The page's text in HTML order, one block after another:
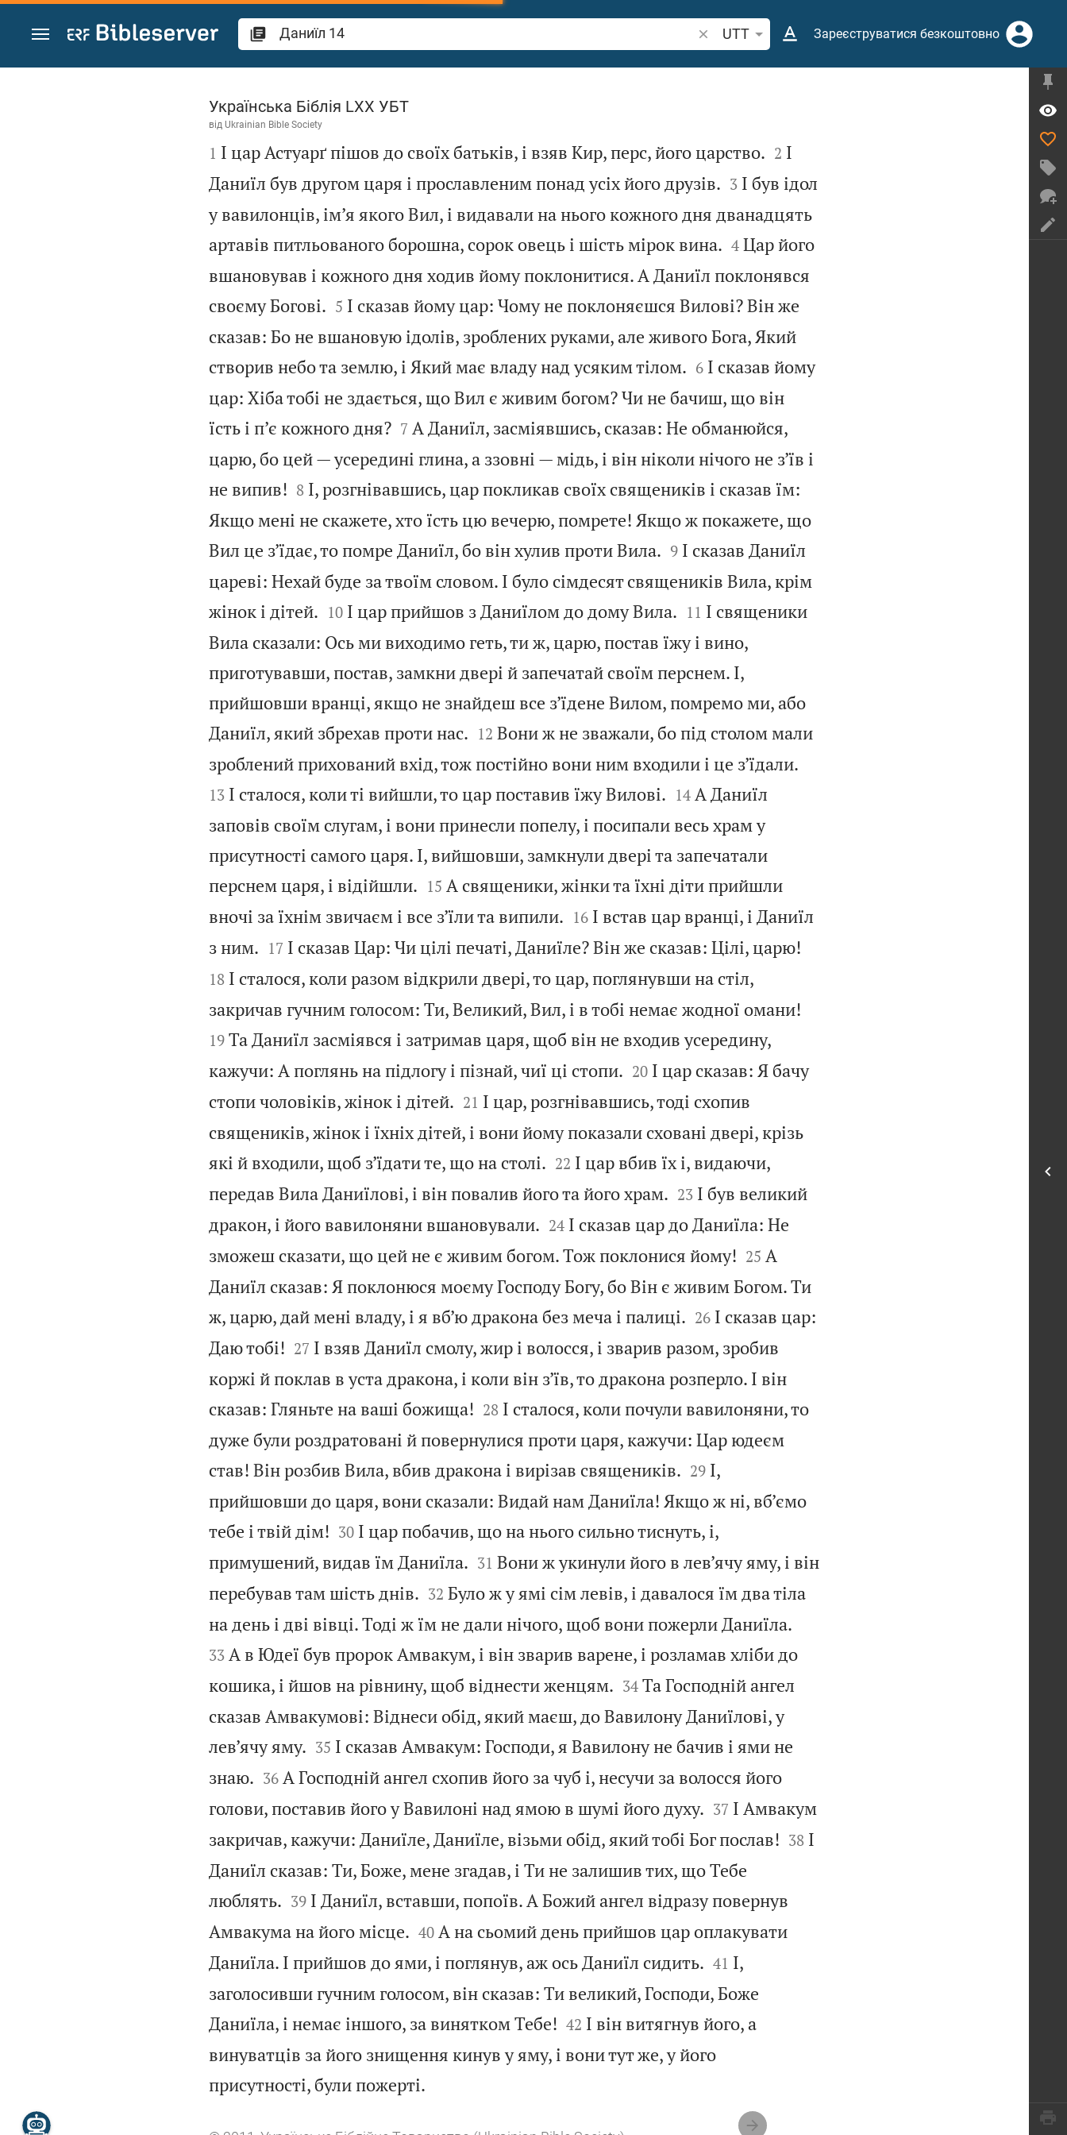
Перейти до вмісту
Шукати біблійний вірш або слово
UTT Зареєструватися безкоштовно
Даниїл 14
Українська Біблія LXX УБТ
від Ukrainian Bible Society

1 І цар Астуарґ пішов до своїх батьків, і взяв Кир, перс, його царство.
2 І
Даниїл був другом царя і прославленим понад усіх його друзів.
3 І був ідол
у вавилонців, ім’я якого Вил, і видавали на нього кожного дня дванадцять
артавів питльованого борошна, сорок овець і шість мірок вина.
4 Цар його
вшановував і кожного дня ходив йому поклонитися. А Даниїл поклонявся
своєму Богові.
5 І сказав йому цар: Чому не поклоняєшся Вилові? Він же
сказав: Бо не вшановую ідолів, зроблених руками, але живого Бога, Який
створив небо та землю, і Який має владу над усяким тілом.
6 І сказав йому
цар: Хіба тобі не здається, що Вил є живим богом? Чи не бачиш, що він
їсть і п’є кожного дня?
7 А Даниїл, засміявшись, сказав: Не обманюйся,
царю, бо цей — усередині глина, а ззовні — мідь, і він ніколи нічого не з’їв і
не випив!
8 І, розгнівавшись, цар покликав своїх священиків і сказав їм:
Якщо мені не скажете, хто їсть цю вечерю, помрете! Якщо ж покажете, що
Вил це з’їдає, то помре Даниїл, бо він хулив проти Вила.
9 І сказав Даниїл
цареві: Нехай буде за твоїм словом. І було сімдесят священиків Вила, крім
жінок і дітей.
10 І цар прийшов з Даниїлом до дому Вила.
11 І священики
Вила сказали: Ось ми виходимо геть, ти ж, царю, постав їжу і вино,
приготувавши, постав, замкни двері й запечатай своїм перснем. І,
прийшовши вранці, якщо не знайдеш все з’їдене Вилом, помремо ми, або
Даниїл, який збрехав проти нас.
12 Вони ж не зважали, бо під столом мали
зроблений прихований вхід, тож постійно вони ним входили і це з’їдали.
13 І сталося, коли ті вийшли, то цар поставив їжу Вилові.
14 А Даниїл
заповів своїм слугам, і вони принесли попелу, і посипали весь храм у
присутності самого царя. І, вийшовши, замкнули двері та запечатали
перснем царя, і відійшли.
15 А священики, жінки та їхні діти прийшли
вночі за їхнім звичаєм і все з’їли та випили.
16 І встав цар вранці, і Даниїл
з ним.
17 І сказав Цар: Чи цілі печаті, Даниїле? Він же сказав: Цілі, царю!
18 І сталося, коли разом відкрили двері, то цар, поглянувши на стіл,
закричав гучним голосом: Ти, Великий, Вил, і в тобі немає жодної омани!
19 Та Даниїл засміявся і затримав царя, щоб він не входив усередину,
кажучи: А поглянь на підлогу і пізнай, чиї ці стопи.
20 І цар сказав: Я бачу
стопи чоловіків, жінок і дітей.
21 І цар, розгнівавшись, тоді схопив
священиків, жінок і їхніх дітей, і вони йому показали сховані двері, крізь
які й входили, щоб з’їдати те, що на столі.
22 І цар вбив їх і, видаючи,
передав Вила Даниїлові, і він повалив його та його храм.
23 І був великий
дракон, і його вавилоняни вшановували.
24 І сказав цар до Даниїла: Не
зможеш сказати, що цей не є живим богом. Тож поклонися йому!
25 А
Даниїл сказав: Я поклонюся моєму Господу Богу, бо Він є живим Богом. Ти
ж, царю, дай мені владу, і я вб’ю дракона без меча і палиці.
26 І сказав цар:
Даю тобі!
27 І взяв Даниїл смолу, жир і волосся, і зварив разом, зробив
коржі й поклав в уста дракона, і коли він з’їв, то дракона розперло. І він
сказав: Гляньте на ваші божища!
28 І сталося, коли почули вавилоняни, то
дуже були роздратовані й повернулися проти царя, кажучи: Цар юдеєм
став! Він розбив Вила, вбив дракона і вирізав священиків.
29 І,
прийшовши до царя, вони сказали: Видай нам Даниїла! Якщо ж ні, вб’ємо
тебе і твій дім!
30 І цар побачив, що на нього сильно тиснуть, і,
примушений, видав їм Даниїла.
31 Вони ж укинули його в лев’ячу яму, і він
перебував там шість днів.
32 Було ж у ямі сім левів, і давалося їм два тіла
на день і дві вівці. Тоді ж їм не дали нічого, щоб вони пожерли Даниїла.
33 А в Юдеї був пророк Амвакум, і він зварив варене, і розламав хліби до
кошика, і йшов на рівнину, щоб віднести женцям.
34 Та Господній ангел
сказав Амвакумові: Віднеси обід, який маєш, до Вавилону Даниїлові, у
лев’ячу яму.
35 І сказав Амвакум: Господи, я Вавилону не бачив і ями не
знаю.
36 А Господній ангел схопив його за чуб і, несучи за волосся його
голови, поставив його у Вавилоні над ямою в шумі його духу.
37 І Амвакум
закричав, кажучи: Даниїле, Даниїле, візьми обід, який тобі Бог послав!
38 І
Даниїл сказав: Ти, Боже, мене згадав, і Ти не залишив тих, що Тебе
люблять.
39 І Даниїл, вставши, попоїв. А Божий ангел відразу повернув
Амвакума на його місце.
40 А на сьомий день прийшов цар оплакувати
Даниїла. І прийшов до ями, і поглянув, аж ось Даниїл сидить.
41 І,
заголосивши гучним голосом, він сказав: Ти великий, Господи, Боже
Даниїла, і немає іншого, за винятком Тебе!
42 І він витягнув його, а
винуватців за його знищення кинув у яму, і вони тут же, у його
присутності, були пожерті.